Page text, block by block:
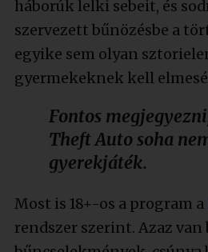
háborúk lelki sebeit, és
szervezett bűnözésbe a
egyike sem olyan
gyermekeknek kell
Fontos
Theft Auto soha
gyerekjáték.
Most is 18+-os a program a
rendszer szerint. Azaz van